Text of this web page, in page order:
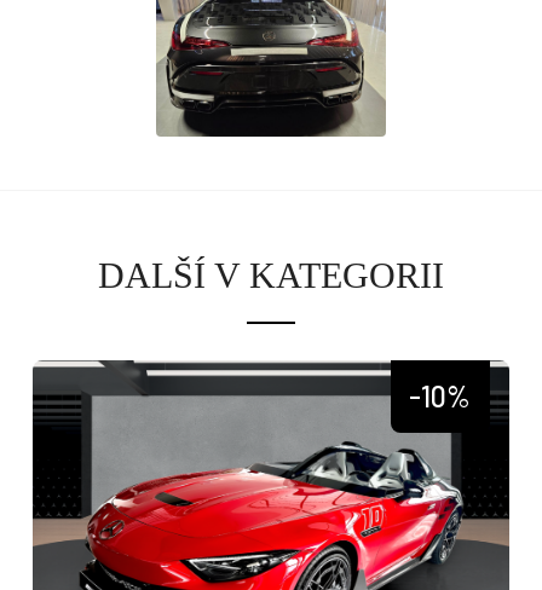
DALŠÍ V KATEGORII
-10%
Osobní vozy Nákladní vozy
Poslat
Powered by chaterimo